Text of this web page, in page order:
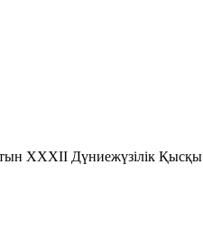
XXXII Дүниежүзілік